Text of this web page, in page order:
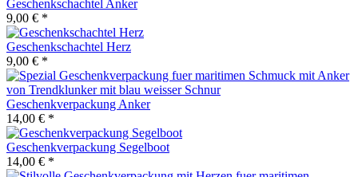
Geschenkschachtel Anker
9,00 € *
Geschenkschachtel Herz
9,00 € *
Geschenkverpackung Anker
14,00 € *
Geschenkverpackung Segelboot
14,00 € *